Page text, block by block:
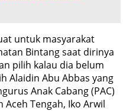
untuk masyarakat
Bintang saat dirinya
pilih kalau dia belum
Alaidin Abu Abbas yang
Anak Cabang (PAC)
Tengah, Iko Arwil